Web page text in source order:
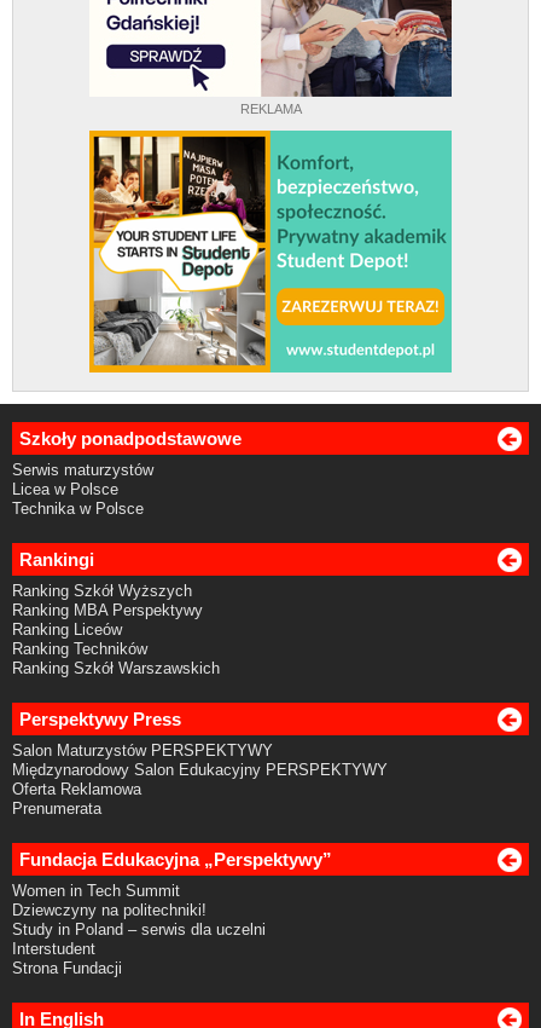
REKLAMA
Szkoły ponadpodstawowe
Serwis maturzystów
Licea w Polsce
Technika w Polsce
Rankingi
Ranking Szkół Wyższych
Ranking MBA Perspektywy
Ranking Liceów
Ranking Techników
Ranking Szkół Warszawskich
Perspektywy Press
Salon Maturzystów PERSPEKTYWY
Międzynarodowy Salon Edukacyjny PERSPEKTYWY
Oferta Reklamowa
Prenumerata
Fundacja Edukacyjna „Perspektywy”
Women in Tech Summit
Dziewczyny na politechniki!
Study in Poland – serwis dla uczelni
Interstudent
Strona Fundacji
In English